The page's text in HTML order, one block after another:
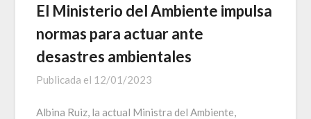
El Ministerio del Ambiente impulsa
normas para actuar ante
desastres ambientales
Publicada el 12/01/2023
Albina Ruiz, la actual Ministra del Ambiente,